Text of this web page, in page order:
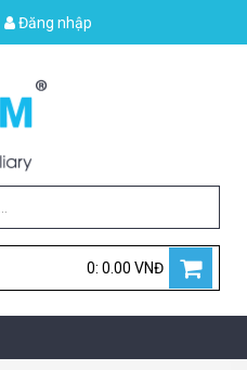
Đăng nhập
0: 0.00 VNĐ